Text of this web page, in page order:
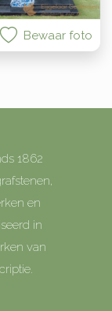
Bewaar foto
1862
en
in
van